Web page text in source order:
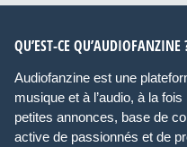
QU’EST-CE QU’AUDIOFANZINE
Audiofanzine est une
musique et à l’audio, à la
petites annonces, base de
active de passionnés et de